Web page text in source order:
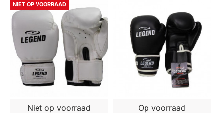
NIET OP VOORRAAD
Niet op voorraad Op voorraad